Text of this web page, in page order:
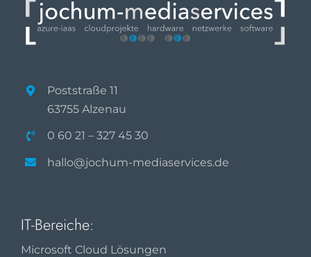
Poststraße 11
63755 Alzenau
0 60 21 – 327 45 30
hallo@jochum-mediaservices.de
IT-Bereiche:
Microsoft Cloud Lösungen